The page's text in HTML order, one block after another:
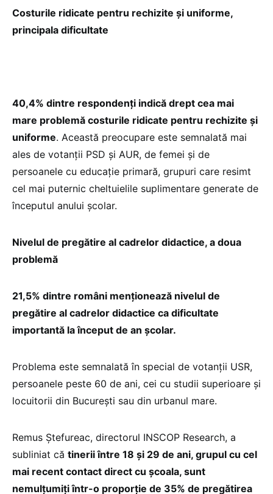
Costurile ridicate pentru rechizite și uniforme,
principala dificultate
40,4% dintre respondenți indică drept cea mai
mare problemă costurile ridicate pentru rechizite și
uniforme. Această preocupare este semnalată mai
ales de votanții PSD și AUR, de femei și de
persoanele cu educație primară, grupuri care resimt
cel mai puternic cheltuielile suplimentare generate de
începutul anului școlar.
Nivelul de pregătire al cadrelor didactice, a doua
problemă
21,5% dintre români menționează nivelul de
pregătire al cadrelor didactice ca dificultate
importantă la început de an școlar.
Problema este semnalată în special de votanții USR,
persoanele peste 60 de ani, cei cu studii superioare și
locuitorii din București sau din urbanul mare.
Remus Ștefureac, directorul INSCOP Research, a
subliniat că tinerii între 18 și 29 de ani, grupul cu cel
mai recent contact direct cu școala, sunt
nemulțumiți într-o proporție de 35% de pregătirea